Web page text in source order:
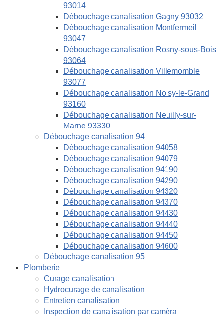
93014
Débouchage canalisation Gagny 93032
Débouchage canalisation Montfermeil
93047
Débouchage canalisation Rosny-sous-Bois
93064
Débouchage canalisation Villemomble
93077
Débouchage canalisation Noisy-le-Grand
93160
Débouchage canalisation Neuilly-sur-
Marne 93330
Débouchage canalisation 94
Débouchage canalisation 94058
Débouchage canalisation 94079
Débouchage canalisation 94190
Débouchage canalisation 94290
Débouchage canalisation 94320
Débouchage canalisation 94370
Débouchage canalisation 94430
Débouchage canalisation 94440
Débouchage canalisation 94450
Débouchage canalisation 94600
Débouchage canalisation 95
Plomberie
Curage canalisation
Hydrocurage de canalisation
Entretien canalisation
Inspection de canalisation par caméra